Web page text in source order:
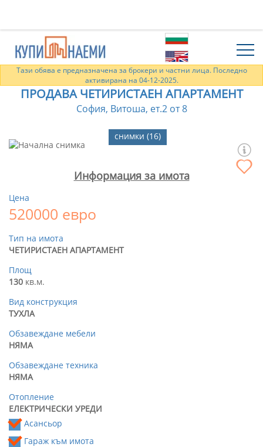
Тази обява е предназначена за брокери и частни лица. Последно
активирана на 04-12-2025.
ПРОДАВА ЧЕТИРИСТАЕН АПАРТАМЕНТ
София, Витоша, ет.2 от 8
снимки (16)
Информация за имота
Цена
520000 евро
Тип на имота
ЧЕТИРИСТАЕН АПАРТАМЕНТ
Площ
130 кв.м.
Вид конструкция
ТУХЛА
Обзавеждане мебели
НЯМА
Обзавеждане техника
НЯМА
Отопление
ЕЛЕКТРИЧЕСКИ УРЕДИ
Асансьор
Гараж към имота